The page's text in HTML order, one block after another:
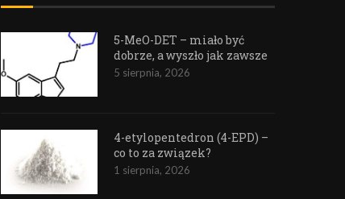
5-MeO-DET – miało być
dobrze, a wyszło jak zawsze
5 sierpnia, 2026
4-etylopentedron (4-EPD) –
co to za związek?
1 sierpnia, 2026